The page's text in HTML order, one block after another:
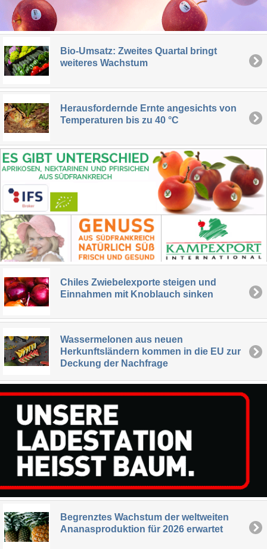
Bio-Umsatz: Zweites Quartal bringt
weiteres Wachstum
Herausfordernde Ernte angesichts von
Temperaturen bis zu 40 °C
Chiles Zwiebelexporte steigen und
Einnahmen mit Knoblauch sinken
Wassermelonen aus neuen
Herkunftsländern kommen in die EU zur
Deckung der Nachfrage
Begrenztes Wachstum der weltweiten
Ananasproduktion für 2026 erwartet